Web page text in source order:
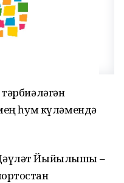
һум күләмендә
Йыйылышы –